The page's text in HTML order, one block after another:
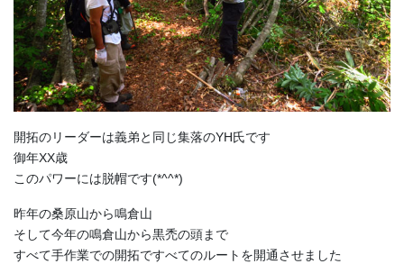
開拓のリーダーは義弟と同じ集落のYH氏です
御年XX歳
このパワーには脱帽です(*^^*)
昨年の桑原山から鳴倉山
そして今年の鳴倉山から黒禿の頭まで
すべて手作業での開拓ですべてのルートを開通させました